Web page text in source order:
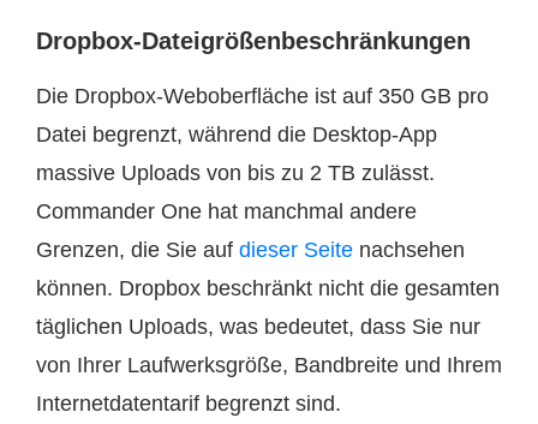
Dropbox-Dateigrößenbeschränkungen
Die Dropbox-Weboberfläche ist auf 350 GB pro
Datei begrenzt, während die Desktop-App
massive Uploads von bis zu 2 TB zulässt.
Commander One hat manchmal andere
Grenzen, die Sie auf dieser Seite nachsehen
können. Dropbox beschränkt nicht die gesamten
täglichen Uploads, was bedeutet, dass Sie nur
von Ihrer Laufwerksgröße, Bandbreite und Ihrem
Internetdatentarif begrenzt sind.